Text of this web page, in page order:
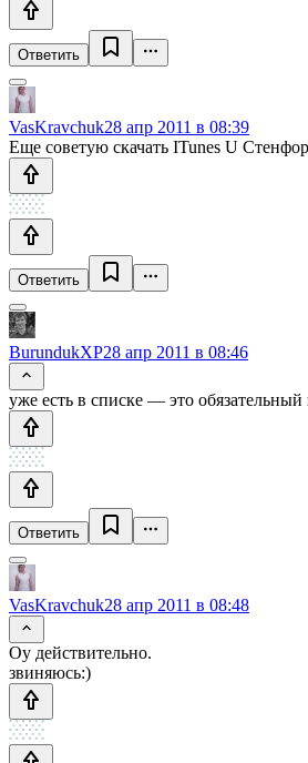
Ответить
VasKravchuk28 апр 2011 в 08:39
Еще советую скачать ITunes U
Ответить
BurundukXP28 апр 2011 в 08:46
уже есть в списке — это
Ответить
VasKravchuk28 апр 2011 в 08:48
Оу действительно.
звиняюсь:)